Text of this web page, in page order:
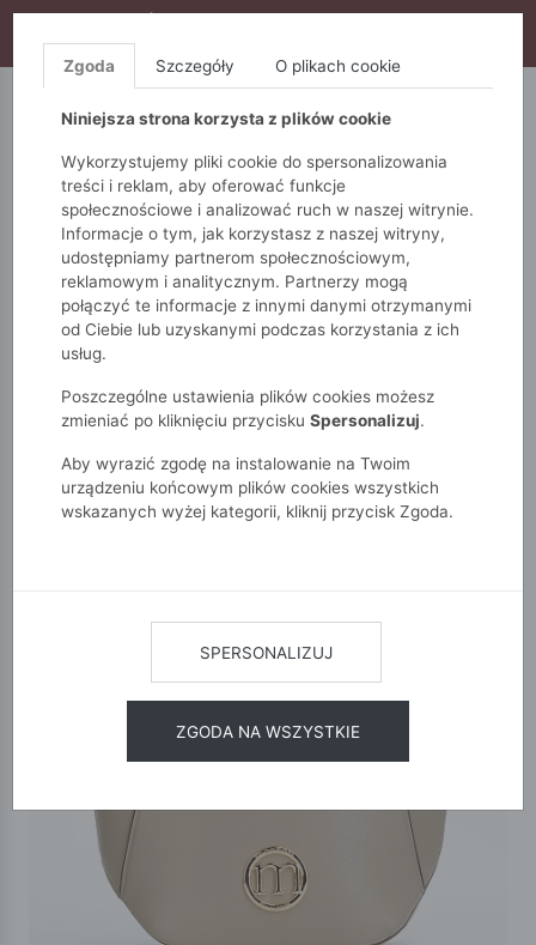
S10), DODATKOWE 15% ZA 3SZT (KOD: S15)
5.10.15. QUIOSQUE
Monnari Torby
KOLEKCJA PREMIUM
Torba damska z kolekcji Premium
Zgoda Szczegóły O plikach cookie
Niniejsza strona korzysta z plików cookie
Wykorzystujemy pliki cookie do spersonalizowania
treści i reklam, aby oferować funkcje
społecznościowe i analizować ruch w naszej witrynie.
Informacje o tym, jak korzystasz z naszej witryny,
udostępniamy partnerom społecznościowym,
reklamowym i analitycznym. Partnerzy mogą
połączyć te informacje z innymi danymi otrzymanymi
od Ciebie lub uzyskanymi podczas korzystania z ich
usług.
Poszczególne ustawienia plików cookies możesz
zmieniać po kliknięciu przycisku Spersonalizuj.
Aby wyrazić zgodę na instalowanie na Twoim
urządzeniu końcowym plików cookies wszystkich
wskazanych wyżej kategorii, kliknij przycisk Zgoda.
SPERSONALIZUJ
ZGODA NA WSZYSTKIE